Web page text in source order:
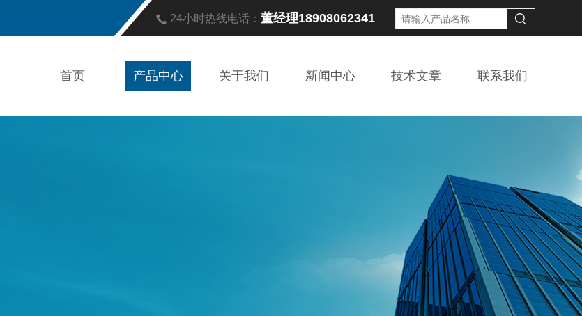
24小时热线电话：董经理18908062341
首页 产品中心 关于我们 新闻中心 技术文章 联系我们